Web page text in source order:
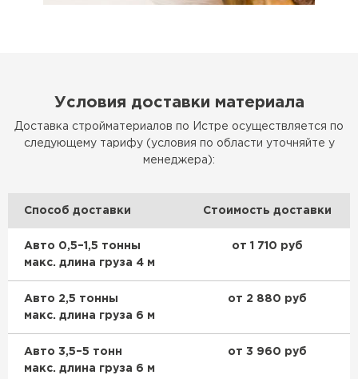
Условия доставки материала
Доставка стройматериалов по Истре осуществляется по
следующему тарифу (условия по области уточняйте у
менеджера):
Способ доставки Стоимость доставки
Авто 0,5–1,5 тонны
макс. длина груза 4 м
от 1 710 руб
Авто 2,5 тонны
макс. длина груза 6 м
от 2 880 руб
Авто 3,5–5 тонн
макс. длина груза 6 м
от 3 960 руб